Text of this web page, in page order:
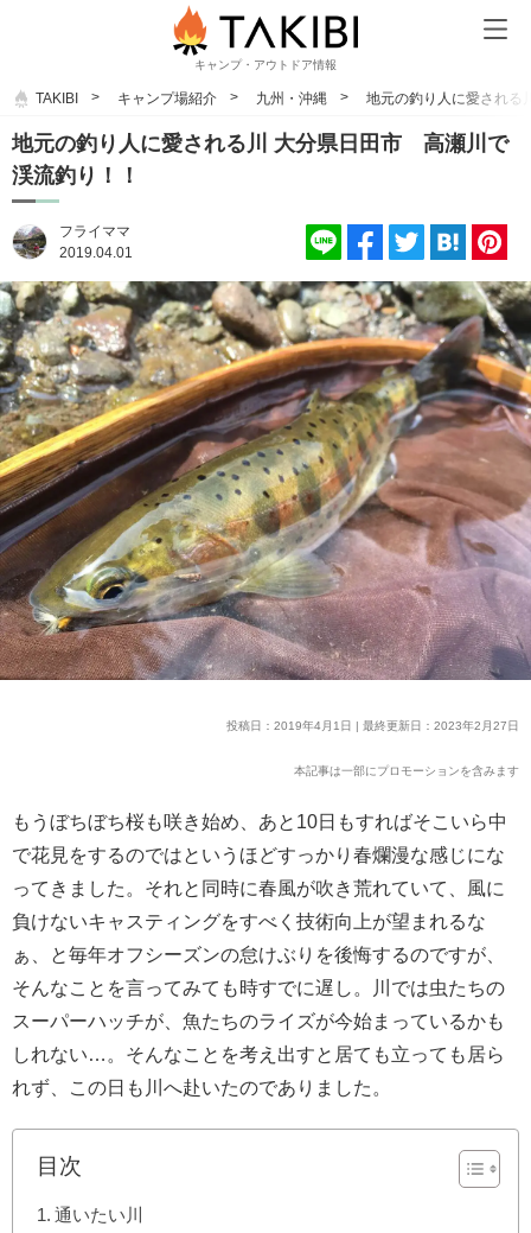
キャンプ・アウトドア情報
TAKIBI キャンプ場紹介 九州・沖縄 地元の釣り人に愛され
地元の釣り人に愛される川 大分県日田市 高瀬川で
渓流釣り！！
フライママ
2019.04.01
投稿日：2019年4月1日 | 最終更新日：2023年2月27日
本記事は一部にプロモーションを含みます
もうぼちぼち桜も咲き始め、あと10日もすればそこいら中
で花見をするのではというほどすっかり春爛漫な感じにな
ってきました。それと同時に春風が吹き荒れていて、風に
負けないキャスティングをすべく技術向上が望まれるな
ぁ、と毎年オフシーズンの怠けぶりを後悔するのですが、
そんなことを言ってみても時すでに遅し。川では虫たちの
スーパーハッチが、魚たちのライズが今始まっているかも
しれない…。そんなことを考え出すと居ても立っても居ら
れず、この日も川へ赴いたのでありました。
目次
通いたい川